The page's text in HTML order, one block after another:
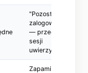
"Pozostań
zalogowany(-a)"
— przedłużenie
sesji
uwierzytelniania
Zapamiętanie